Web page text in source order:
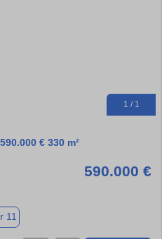
1 / 1
€ 330 m²
590.000 €
11